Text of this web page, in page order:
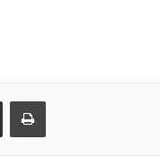
E-Posta ile paylaş Yazdır